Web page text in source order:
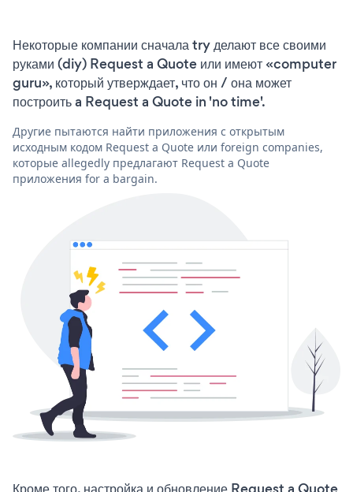
Некоторые компании сначала try делают все своими
руками (diy) Request a Quote или имеют «computer
guru», который утверждает, что он / она может
построить a Request a Quote in 'no time'.
Другие пытаются найти приложения с открытым
исходным кодом Request a Quote или foreign companies,
которые allegedly предлагают Request a Quote
приложения for a bargain.